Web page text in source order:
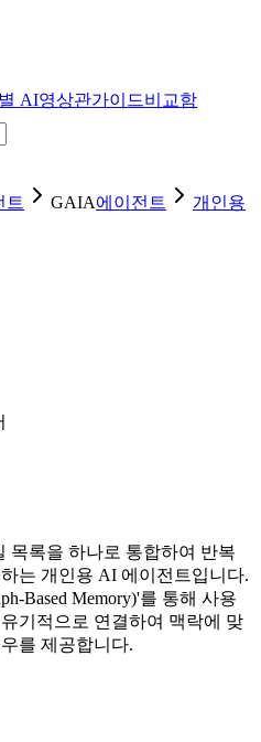
AI영상관가이드비교함
트 GAIA에이전트
개인용
목록을 하나로 통합하여 반복
는 개인용 AI 에이전트입니다.
Based Memory)'를 통해 사용
기적으로 연결하여 맥락에 맞
를 제공합니다.